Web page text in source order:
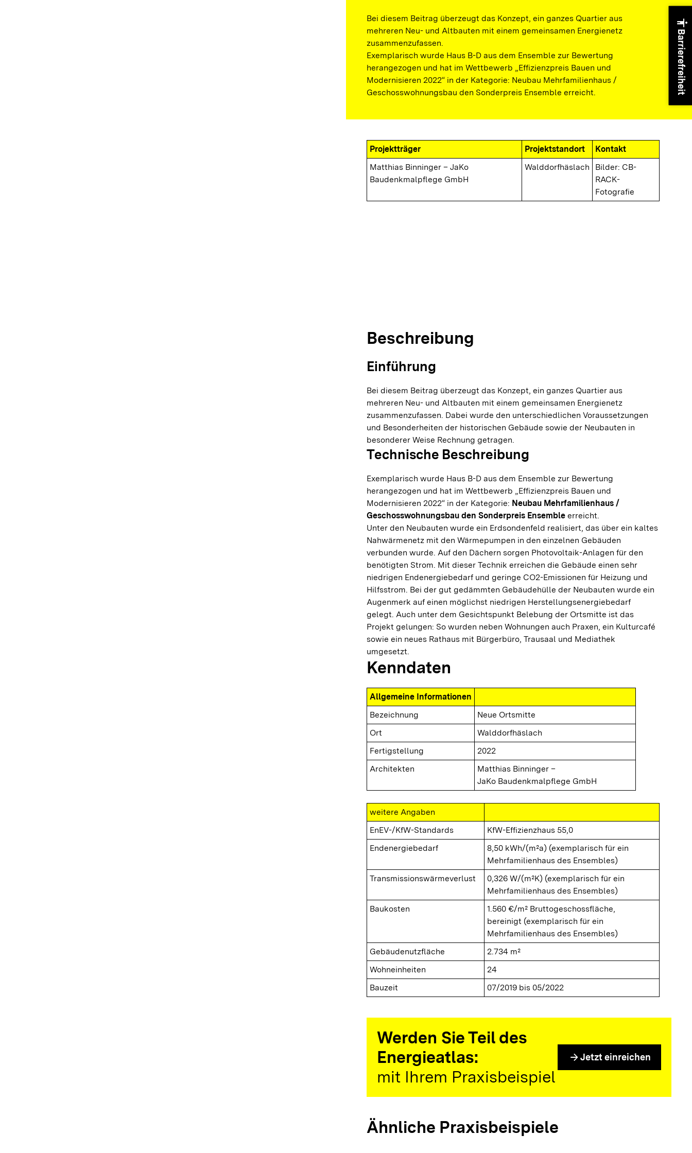
Bei diesem Beitrag überzeugt das Konzept, ein ganzes Quartier aus
mehreren Neu- und Altbauten mit einem gemeinsamen Energienetz
zusammenzufassen.
Exemplarisch wurde Haus B-D aus dem Ensemble zur Bewertung
herangezogen und hat im Wettbewerb „Effizienzpreis Bauen und
Modernisieren 2022“ in der Kategorie: Neubau Mehrfamilienhaus /
Geschosswohnungsbau den Sonderpreis Ensemble erreicht.
Projektträger Projektstandort
Kontakt
Matthias Binninger – JaKo
Baudenkmalpflege GmbH
Walddorfhäslach
Bilder: CB-
RACK-
Fotografie
Beschreibung
Einführung
Bei diesem Beitrag überzeugt das Konzept, ein ganzes Quartier aus
mehreren Neu- und Altbauten mit einem gemeinsamen Energienetz
zusammenzufassen. Dabei wurde den unterschiedlichen Voraussetzungen
und Besonderheiten der historischen Gebäude sowie der Neubauten in
besonderer Weise Rechnung getragen.
Technische Beschreibung
Exemplarisch wurde Haus B-D aus dem Ensemble zur Bewertung
herangezogen und hat im Wettbewerb „Effizienzpreis Bauen und
Modernisieren 2022“ in der Kategorie: Neubau Mehrfamilienhaus /
Geschosswohnungsbau den Sonderpreis Ensemble erreicht.
Unter den Neubauten wurde ein Erdsondenfeld realisiert, das über ein kaltes
Nahwärmenetz mit den Wärmepumpen in den einzelnen Gebäuden
verbunden wurde. Auf den Dächern sorgen Photovoltaik-Anlagen für den
benötigten Strom. Mit dieser Technik erreichen die Gebäude einen sehr
niedrigen Endenergiebedarf und geringe CO2-Emissionen für Heizung und
Hilfsstrom. Bei der gut gedämmten Gebäudehülle der Neubauten wurde ein
Augenmerk auf einen möglichst niedrigen Herstellungsenergiebedarf
gelegt. Auch unter dem Gesichtspunkt Belebung der Ortsmitte ist das
Projekt gelungen: So wurden neben Wohnungen auch Praxen, ein Kulturcafé
sowie ein neues Rathaus mit Bürgerbüro, Trausaal und Mediathek
umgesetzt.
Kenndaten
Allgemeine Informationen
Bezeichnung
Neue Ortsmitte
Ort
Walddorfhäslach
Fertigstellung
2022
Architekten
Matthias Binninger –
JaKo Baudenkmalpflege GmbH
weitere Angaben
EnEV-/KfW-Standards
KfW-Effizienzhaus 55,0
Endenergiebedarf
8,50 kWh/(m²a) (exemplarisch für ein
Mehrfamilienhaus des Ensembles)
Transmissionswärmeverlust
0,326 W/(m²K) (exemplarisch für ein
Mehrfamilienhaus des Ensembles)
Baukosten
1.560 €/m² Bruttogeschossfläche,
bereinigt (exemplarisch für ein
Mehrfamilienhaus des Ensembles)
Gebäudenutzfläche
2.734 m²
Wohneinheiten
24
Bauzeit
07/2019 bis 05/2022
Werden Sie Teil des
Energieatlas:
mit Ihrem Praxisbeispiel
arrow_forward Jetzt einreichen
Ähnliche Praxisbeispiele
accessibility
Barrierefreiheit